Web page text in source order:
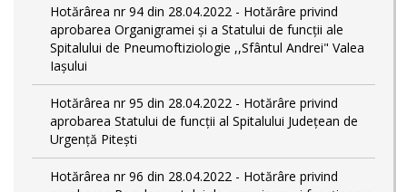
Hotărârea nr 94 din 28.04.2022 - Hotărâre privind
aprobarea Organigramei și a Statului de funcții ale
Spitalului de Pneumoftiziologie ,,Sfântul Andrei" Valea
Iașului
Hotărârea nr 95 din 28.04.2022 - Hotărâre privind
aprobarea Statului de funcții al Spitalului Județean de
Urgență Pitești
Hotărârea nr 96 din 28.04.2022 - Hotărâre privind